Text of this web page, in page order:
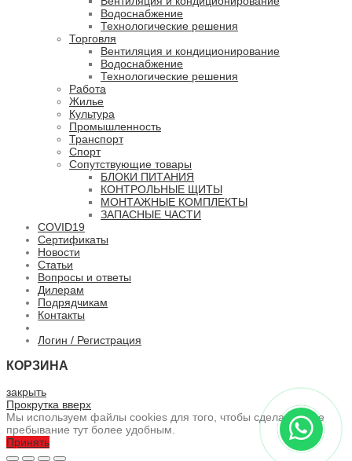
Водоснабжение
Технологические решения
Торговля
Вентиляция и кондиционирование
Водоснабжение
Технологические решения
Работа
Жилье
Культура
Промышленность
Транспорт
Спорт
Сопутствующие товары
БЛОКИ ПИТАНИЯ
КОНТРОЛЬНЫЕ ЩИТЫ
МОНТАЖНЫЕ КОМПЛЕКТЫ
ЗАПАСНЫЕ ЧАСТИ
COVID19
Сертификаты
Новости
Статьи
Вопросы и ответы
Дилерам
Подрядчикам
Контакты
Логин / Регистрация
КОРЗИНА
закрыть
Прокрутка вверх
Мы используем файлы cookies для того, чтобы сделать ваше
пребывание тут более удобным.
Принять